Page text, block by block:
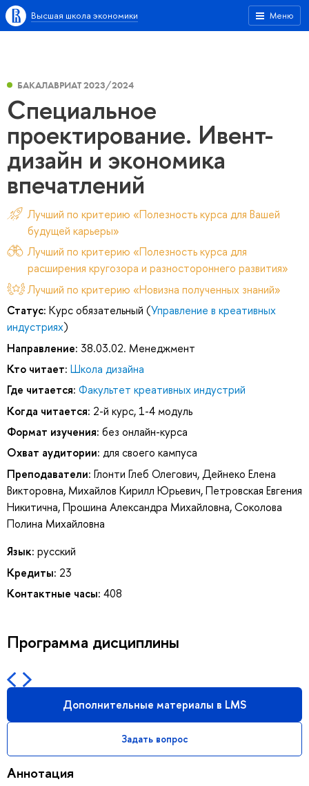
Меню
Высшая школа экономики
БАКАЛАВРИАТ 2023/2024
Специальное
проектирование. Ивент-
дизайн и экономика
впечатлений
Лучший по критерию «Полезность курса для Вашей
будущей карьеры»
Лучший по критерию «Полезность курса для
расширения кругозора и разностороннего развития»
Лучший по критерию «Новизна полученных знаний»
Статус: Курс обязательный (Управление в креативных
индустриях)
Направление: 38.03.02. Менеджмент
Кто читает: Школа дизайна
Где читается: Факультет креативных индустрий
Когда читается: 2-й курс, 1-4 модуль
Формат изучения: без онлайн-курса
Охват аудитории: для своего кампуса
Преподаватели: Глонти Глеб Олегович,Дейнеко Елена
Викторовна, Михайлов Кирилл Юрьевич,Петровская Евгения
Никитична,Прошина Александра Михайловна,Соколова
Полина Михайловна
Язык: русский
Кредиты: 23
Контактные часы: 408
Программа дисциплины
Дополнительные материалы в LMS
Задать вопрос
Аннотация